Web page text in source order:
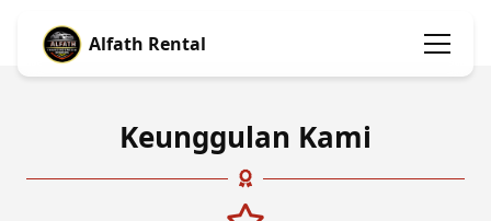
Alfath Rental
Keunggulan Kami